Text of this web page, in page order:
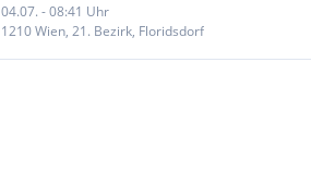
04.07. - 08:41 Uhr
1210 Wien, 21. Bezirk, Floridsdorf